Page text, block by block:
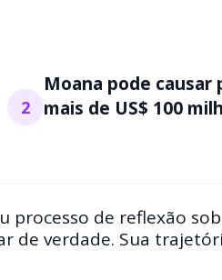
2
Moana pode causar
mais de US$ 100
processo de reflexão
de verdade. Sua